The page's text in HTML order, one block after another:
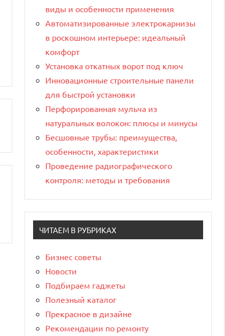
виды и особенности применения
Автоматизированные электрокарнизы
в роскошном интерьере: идеальный
комфорт
Установка откатных ворот под ключ
Инновационные строительные панели
для быстрой установки
Перфорированная мульча из
натуральных волокон: плюсы и минусы
Бесшовные трубы: преимущества,
особенности, характеристики
Проведение радиографического
контроля: методы и требования
ЧИТАЕМ В РУБРИКАХ
Бизнес советы
Новости
Подбираем гаджеты
Полезный каталог
Прекрасное в дизайне
Рекомендации по ремонту